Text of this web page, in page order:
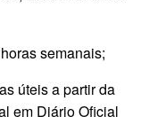
semanais;
úteis a partir da
em Diário Oficial